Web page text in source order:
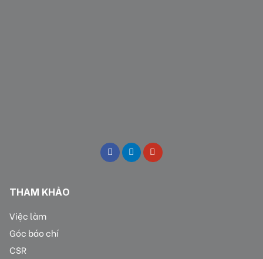
THAM KHẢO
Việc làm
Góc báo chí
CSR